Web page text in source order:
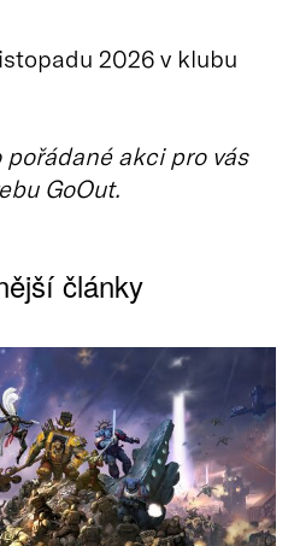
2026 v klubu
pořádané akci pro vás
GoOut.
články